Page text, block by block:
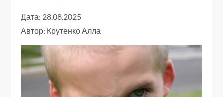
Дата: 28.08.2025
Автор: Крутенко Алла